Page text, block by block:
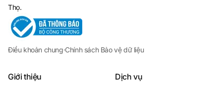
Thọ.
Điều khoản chung·Chính sách Bảo vệ dữ liệu
Giới thiệu Dịch vụ